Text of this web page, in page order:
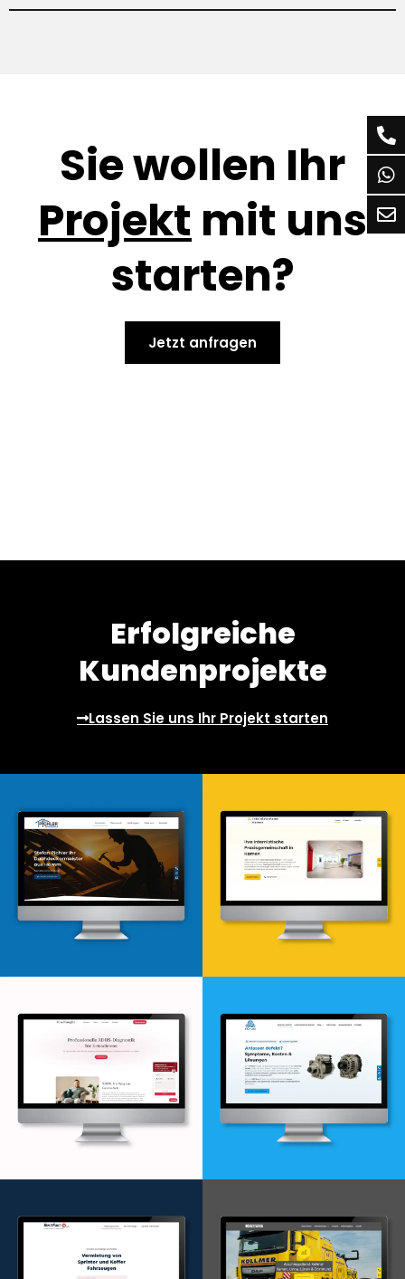
Sie wollen Ihr
Projekt mit uns
starten?
Jetzt anfragen
Erfolgreiche
Kundenprojekte
Lassen Sie uns Ihr Projekt starten
Webdesign & -entwicklung Webdesign & -entwicklung
Webdesign & -entwicklung Webdesign & -entwicklung